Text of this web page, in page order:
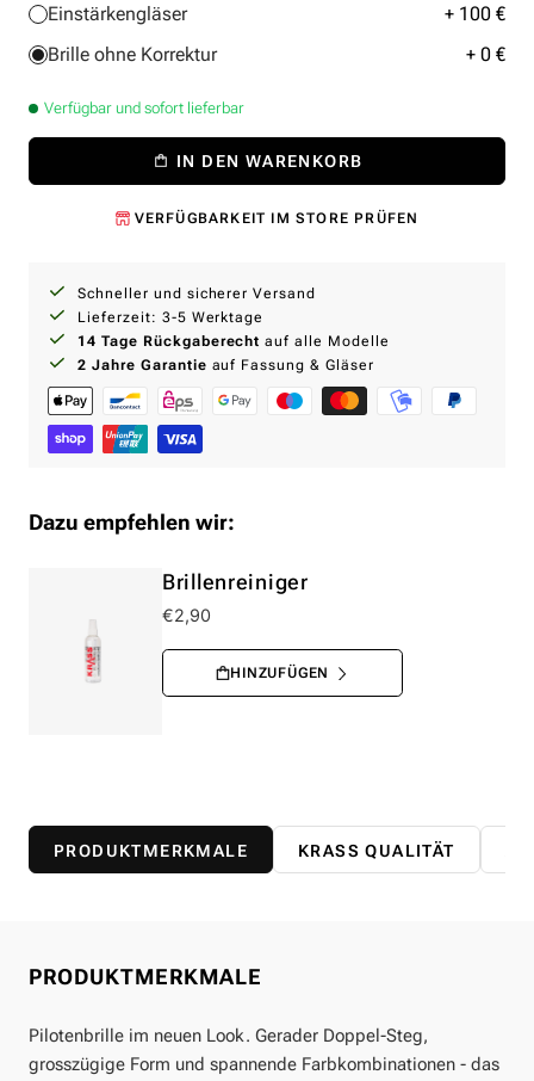
Einstärkengläser
+ 100 €
Brille ohne Korrektur
+ 0 €
Verfügbar und sofort lieferbar
IN DEN WARENKORB
VERFÜGBARKEIT IM STORE PRÜFEN
Schneller und sicherer Versand
Lieferzeit: 3-5 Werktage
14 Tage Rückgaberecht auf alle Modelle
2 Jahre Garantie auf Fassung & Gläser
Dazu empfehlen wir:
Brillenreiniger
€2,90
PRODUKTMERKMALE KRASS QUALITÄT
PRODUKTMERKMALE
Pilotenbrille im neuen Look. Gerader Doppel-Steg,
grosszügige Form und spannende Farbkombinationen - das